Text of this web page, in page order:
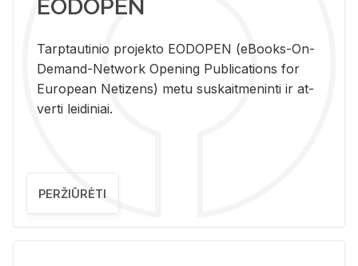
EODOPEN
Tarp­tau­ti­nio pro­jek­to EO­DO­PEN (eBo­oks-On-
De­mand-Ne­twork Ope­ning Pub­li­ca­tions for
Eu­ro­pe­an Ne­ti­zens) metu su­skait­me­nin­ti ir at­
ver­ti lei­di­niai.
PERŽIŪRĖTI